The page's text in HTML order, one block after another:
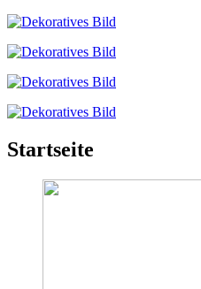
Startseite